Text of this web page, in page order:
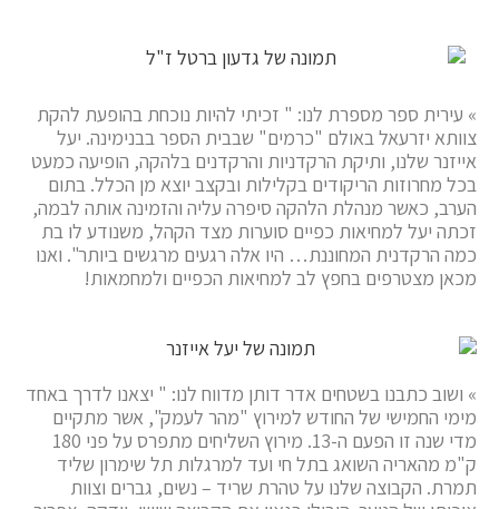
» עירית ספר מספרת לנו: " זכיתי להיות נוכחת בהופעת להקת
צוותא יזרעאל באולם "כרמים" שבבית הספר בבנימינה. יעל
אייזנר שלנו, ותיקת הרקדניות והרקדנים בלהקה, הופיעה כמעט
בכל מחרוזות הריקודים בקלילות ובקצב יוצא מן הכלל. בתום
הערב, כאשר מנהלת הלהקה סיפרה עליה והזמינה אותה לבמה,
זכתה יעל למחיאות כפיים סוערות מצד הקהל, משנודע לו בת
כמה הרקדנית המחוננת… היו אלה רגעים מרגשים ביותר". ואנו
מכאן מצטרפים בחפץ לב למחיאות הכפיים ולמחמאות!
» ושוב כתבנו בשטחים אדר דותן מדווח לנו: " יצאנו לדרך באחד
מימי החמישי של החודש למירוץ "מהר לעמק", אשר מתקיים
מדי שנה זו הפעם ה-13. מירוץ השליחים מתפרס על פני 180
ק"מ מהאריה השואג בתל חי ועד למרגלות תל שימרון שליד
תמרת. הקבוצה שלנו על טהרת שריד – נשים, גברים וצוות